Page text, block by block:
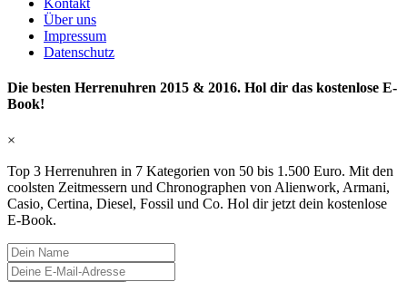
Kontakt
Über uns
Impressum
Datenschutz
Die besten Herrenuhren 2015 & 2016. Hol dir das kostenlose E-
Book!
×
Top 3 Herrenuhren in 7 Kategorien von 50 bis 1.500 Euro. Mit den
coolsten Zeitmessern und Chronographen von Alienwork, Armani,
Casio, Certina, Diesel, Fossil und Co. Hol dir jetzt dein kostenlose
E-Book.